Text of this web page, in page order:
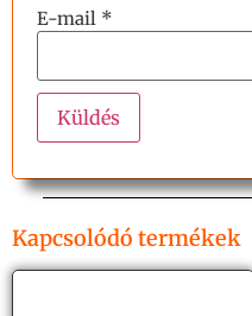
E-mail *
Kapcsolódó termékek